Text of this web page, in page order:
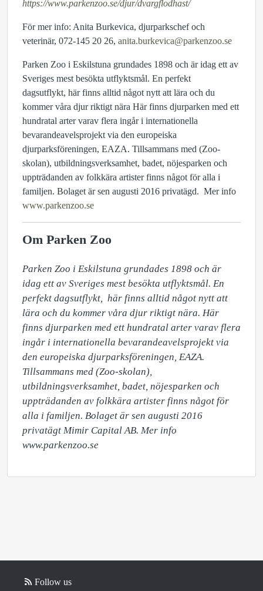
https://www.parkenzoo.se/djur/dvargflodhast/
För mer info: Anita Burkevica, djurparkschef och
veterinär, 072-145 20 26, anita.burkevica@parkenzoo.se
Parken Zoo i Eskilstuna grundades 1898 och är idag ett av
Sveriges mest besökta utflyktsmål. En perfekt
dagsutflykt, här finns alltid något nytt att lära och du
kommer våra djur riktigt nära Här finns djurparken med ett
hundratal arter varav flera ingår i internationella
bevarandeavelsprojekt via den europeiska
djurparksföreningen, EAZA. Tillsammans med (Zoo-
skolan), utbildningsverksamhet, badet, nöjesparken och
uppträdanden av folkkära artister finns något för alla i
familjen. Bolaget är sen augusti 2016 privatägd. Mer info
www.parkenzoo.se
Om Parken Zoo
Parken Zoo i Eskilstuna grundades 1898 och är
idag ett av Sveriges mest besökta utflyktsmål. En
perfekt dagsutflykt,  här finns alltid något nytt att
lära och du kommer våra djur riktigt nära. Här
finns djurparken med ett hundratal arter varav flera
ingår i internationella bevarandeavelsprojekt via
den europeiska djurparksföreningen, EAZA.
Tillsammans med (Zoo-skolan),
utbildningsverksamhet, badet, nöjesparken och
uppträdanden av folkkära artister finns något för
alla i familjen. Bolaget är sen augusti 2016
privatägt Mimir Capital AB. Mer info
www.parkenzoo.se
Follow us